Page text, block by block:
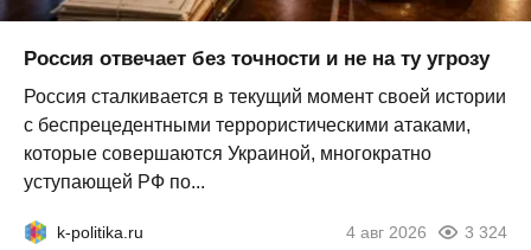
Россия отвечает без точности и не на ту угрозу
Россия сталкивается в текущий момент своей истории
с беспрецедентными террористическими атаками,
которые совершаются Украиной, многократно
уступающей РФ по...
k-politika.ru 4 авг 2026 3 324